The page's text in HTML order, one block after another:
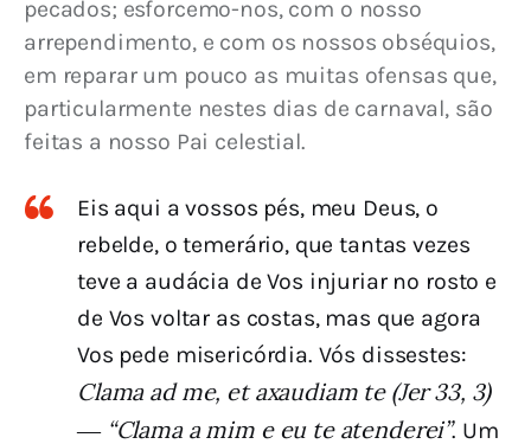
pecados; esforcemo-nos, com o nosso
arrependimento, e com os nossos obséquios,
em reparar um pouco as muitas ofensas que,
particularmente nestes dias de carnaval, são
feitas a nosso Pai celestial.
Eis aqui a vossos pés, meu Deus, o
rebelde, o temerário, que tantas vezes
teve a audácia de Vos injuriar no rosto e
de Vos voltar as costas, mas que agora
Vos pede misericórdia. Vós dissestes:
Clama ad me, et axaudiam te (Jer 33, 3)
― “Clama a mim e eu te atenderei”. Um